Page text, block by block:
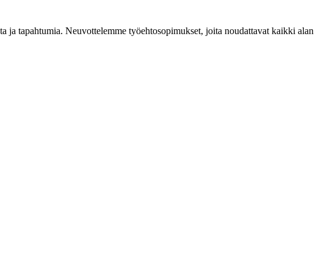
tapahtumia. Neuvottelemme työehtosopimukset, joita noudattavat kaikki alan